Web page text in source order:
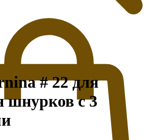
# 22 для
шнурков с 3